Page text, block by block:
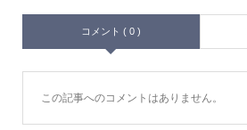
コメント ( 0 )
この記事へのコメントはありません。